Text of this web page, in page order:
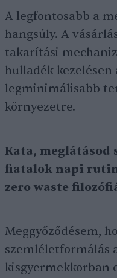
A legfontosabb a
hangsúly. A
takarítási
hulladék
legminimálisabb
környezetre.
Kata, meglátásod
fiatalok napi
zero waste
Meggyőződésem,
szemléletformálás
kisgyermekkorban